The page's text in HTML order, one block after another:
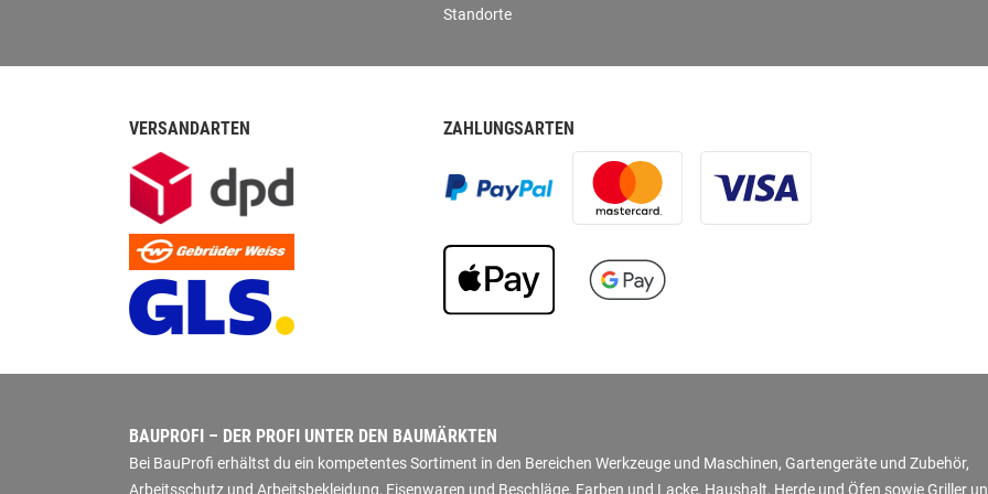
Standorte
VERSANDARTEN ZAHLUNGSARTEN
BAUPROFI – DER PROFI UNTER DEN BAUMÄRKTEN
Bei BauProfi erhältst du ein kompetentes Sortiment in den Bereichen Werkzeuge und Maschinen, Gartengeräte und Zubehör,
Arbeitsschutz und Arbeitsbekleidung, Eisenwaren und Beschläge, Farben und Lacke, Haushalt, Herde und Öfen sowie Griller